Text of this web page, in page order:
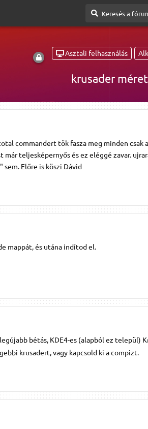
Asztali felhasználás
krusader méret
commandert tök fasza meg minden csak
teljesképernyős és ez eléggé zavar.
Előre is köszi Dávid
mappát, és utána indítod el.
bétás, KDE4-es (alapból ez települ)
krusadert, vagy kapcsold ki a compizt.